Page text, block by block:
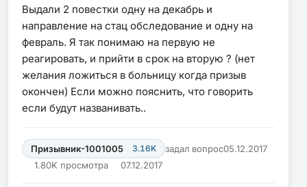
Выдали 2 повестки одну на декабрь и
направление на стац обследование и одну на
февраль. Я так понимаю на первую не
реагировать, и прийти в срок на вторую ? (нет
желания ложиться в больницу когда призыв
окончен) Если можно пояснить, что говорить
если будут названивать..
Призывник-1001005 3.16K задал вопрос05.12.2017
1.80K просмотра
07.12.2017